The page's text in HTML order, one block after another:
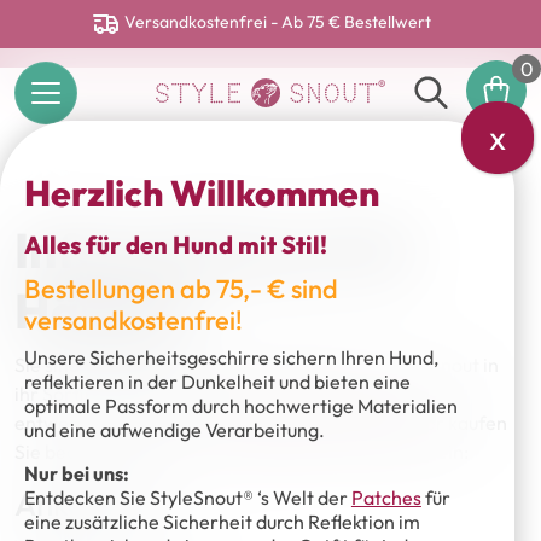
Versandkostenfrei - Ab 75 € Bestellwert
0
Informationen für
Händler
Sie sind Händler und möchten Produkte von Stylesnout in
ihr Sortiment aufnehmen? Kontkatieren Sie uns
entweder direkt unter:handel@stylesnout.de
Ankorstore
Herzlich Willkommen
Alles für den Hund mit Stil!
Bestellungen ab 75,- € sind
versandkostenfrei!
Unsere Sicherheitsgeschirre sichern Ihren Hund,
reflektieren in der Dunkelheit und bieten eine
optimale Passform durch hochwertige Materialien
und eine aufwendige Verarbeitung.
Nur bei uns:
Entdecken Sie StyleSnout® ‘s Welt der Patchesfür
eine zusätzliche Sicherheit durch Reflektion im
x